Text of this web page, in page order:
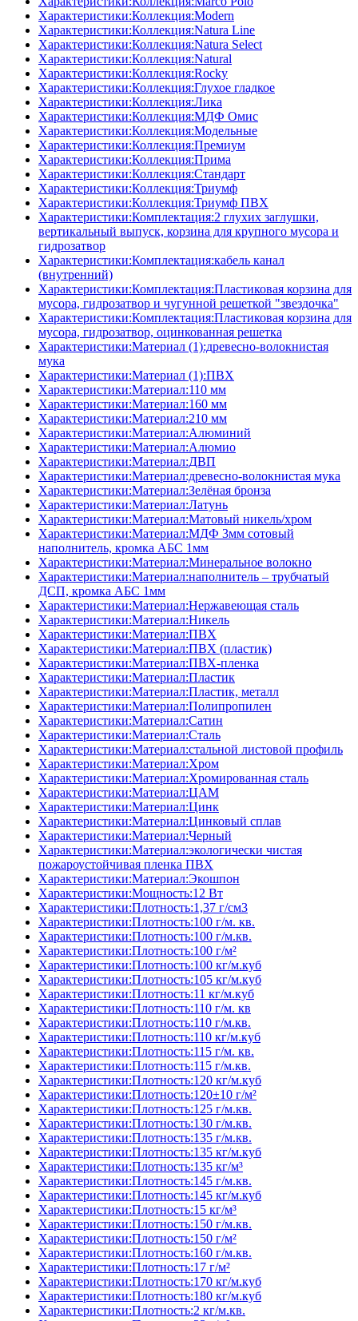
Характеристики:Коллекция:Modern
Характеристики:Коллекция:Natura Line
Характеристики:Коллекция:Natura Select
Характеристики:Коллекция:Natural
Характеристики:Коллекция:Rocky
Характеристики:Коллекция:Глухое гладкое
Характеристики:Коллекция:Лика
Характеристики:Коллекция:МДФ Омис
Характеристики:Коллекция:Модельные
Характеристики:Коллекция:Премиум
Характеристики:Коллекция:Прима
Характеристики:Коллекция:Стандарт
Характеристики:Коллекция:Триумф
Характеристики:Коллекция:Триумф ПВХ
Характеристики:Комплектация:2 глухих заглушки,
вертикальный выпуск, корзина для крупного мусора и
гидрозатвор
Характеристики:Комплектация:кабель канал
(внутренний)
Характеристики:Комплектация:Пластиковая корзина для
мусора, гидрозатвор и чугунной решеткой "звездочка"
Характеристики:Комплектация:Пластиковая корзина для
мусора, гидрозатвор, оцинкованная решетка
Характеристики:Материал (1):древесно-волокнистая
мука
Характеристики:Материал (1):ПВХ
Характеристики:Материал:110 мм
Характеристики:Материал:160 мм
Характеристики:Материал:210 мм
Характеристики:Материал:Алюминий
Характеристики:Материал:Алюмио
Характеристики:Материал:ДВП
Характеристики:Материал:древесно-волокнистая мука
Характеристики:Материал:Зелёная бронза
Характеристики:Материал:Латунь
Характеристики:Материал:Матовый никель/хром
Характеристики:Материал:МДФ 3мм сотовый
наполнитель, кромка AБC 1мм
Характеристики:Материал:Минеральное волокно
Характеристики:Материал:наполнитель – трубчатый
ДСП, кромка AБC 1мм
Характеристики:Материал:Нержавеющая сталь
Характеристики:Материал:Никель
Характеристики:Материал:ПВХ
Характеристики:Материал:ПВХ (пластик)
Характеристики:Материал:ПВХ-пленка
Характеристики:Материал:Пластик
Характеристики:Материал:Пластик, металл
Характеристики:Материал:Полипропилен
Характеристики:Материал:Сатин
Характеристики:Материал:Сталь
Характеристики:Материал:стальной листовой профиль
Характеристики:Материал:Хром
Характеристики:Материал:Хромированная сталь
Характеристики:Материал:ЦАМ
Характеристики:Материал:Цинк
Характеристики:Материал:Цинковый сплав
Характеристики:Материал:Черный
Характеристики:Материал:экологически чистая
пожароустойчивая пленка ПВХ
Характеристики:Материал:Экошпон
Характеристики:Мощность:12 Вт
Характеристики:Плотность:1,37 г/см3
Характеристики:Плотность:100 г/м. кв.
Характеристики:Плотность:100 г/м.кв.
Характеристики:Плотность:100 г/м²
Характеристики:Плотность:100 кг/м.куб
Характеристики:Плотность:105 кг/м.куб
Характеристики:Плотность:11 кг/м.куб
Характеристики:Плотность:110 г/м. кв
Характеристики:Плотность:110 г/м.кв.
Характеристики:Плотность:110 кг/м.куб
Характеристики:Плотность:115 г/м. кв.
Характеристики:Плотность:115 г/м.кв.
Характеристики:Плотность:120 кг/м.куб
Характеристики:Плотность:120±10 г/м²
Характеристики:Плотность:125 г/м.кв.
Характеристики:Плотность:130 г/м.кв.
Характеристики:Плотность:135 г/м.кв.
Характеристики:Плотность:135 кг/м.куб
Характеристики:Плотность:135 кг/м³
Характеристики:Плотность:145 г/м.кв.
Характеристики:Плотность:145 кг/м.куб
Характеристики:Плотность:15 кг/м³
Характеристики:Плотность:150 г/м.кв.
Характеристики:Плотность:150 г/м²
Характеристики:Плотность:160 г/м.кв.
Характеристики:Плотность:17 г/м²
Характеристики:Плотность:170 кг/м.куб
Характеристики:Плотность:180 кг/м.куб
Характеристики:Плотность:2 кг/м.кв.